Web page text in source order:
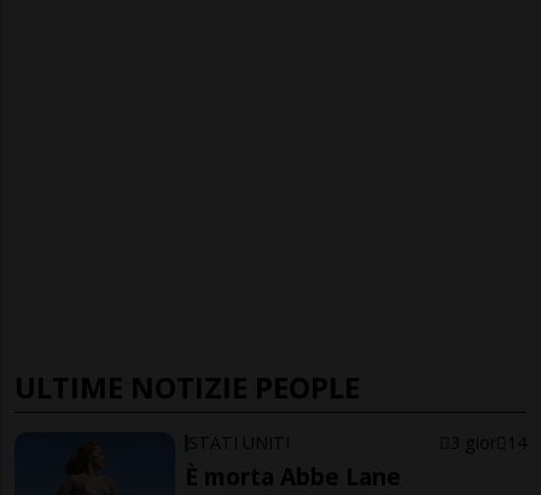
ULTIME NOTIZIE PEOPLE
STATI UNITI 3 gior 14
È morta Abbe Lane